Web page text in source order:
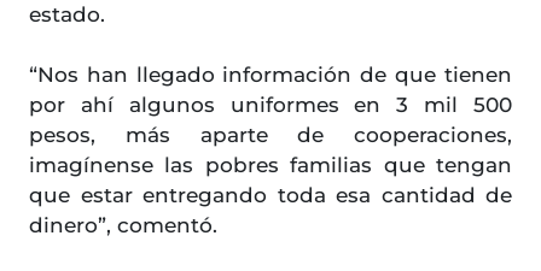
estado.
“Nos han llegado información de que tienen
por ahí algunos uniformes en 3 mil 500
pesos, más aparte de cooperaciones,
imagínense las pobres familias que tengan
que estar entregando toda esa cantidad de
dinero”, comentó.